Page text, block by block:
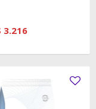
3.216